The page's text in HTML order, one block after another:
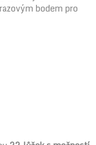
bodem pro